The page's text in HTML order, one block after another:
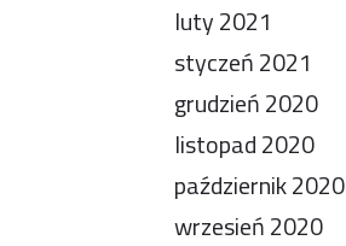
luty 2021
styczeń 2021
grudzień 2020
listopad 2020
październik 2020
wrzesień 2020